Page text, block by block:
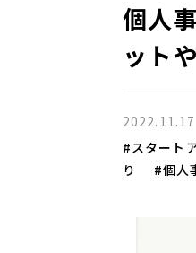
個人
ット
2022.11.17
スタート
り
個人